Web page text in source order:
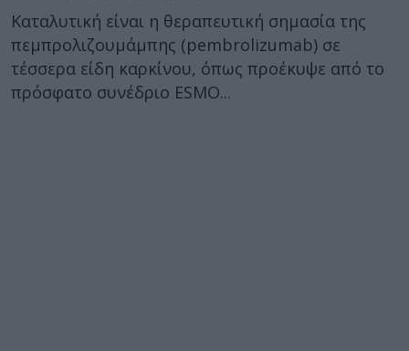
Καταλυτική είναι η θεραπευτική σημασία της
πεμπρολιζουμάμπης (pembrolizumab) σε
τέσσερα είδη καρκίνου, όπως προέκυψε από το
πρόσφατο συνέδριο ESMO...